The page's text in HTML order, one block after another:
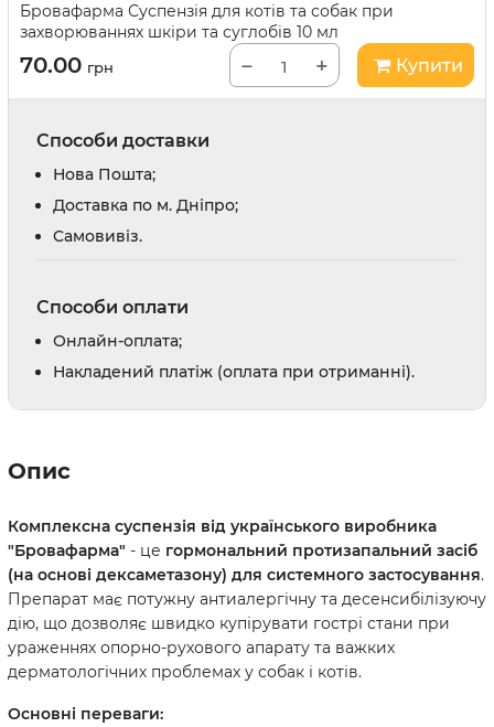
Бровафарма Суспензія для котів та собак при
захворюваннях шкіри та суглобів 10 мл
70.00 грн − + Купити
Способи доставки
Нова Пошта;
Доставка по м. Дніпро;
Cамовивіз.
Способи оплати
Онлайн-оплата;
Накладений платіж (оплата при отриманні).
Опис
Комплексна суспензія від українського виробника
"Бровафарма" - це гормональний протизапальний засіб
(на основі дексаметазону) для системного застосування.
Препарат має потужну антиалергічну та десенсибілізуючу
дію, що дозволяє швидко купірувати гострі стани при
ураженнях опорно-рухового апарату та важких
дерматологічних проблемах у собак і котів.
Основні переваги: